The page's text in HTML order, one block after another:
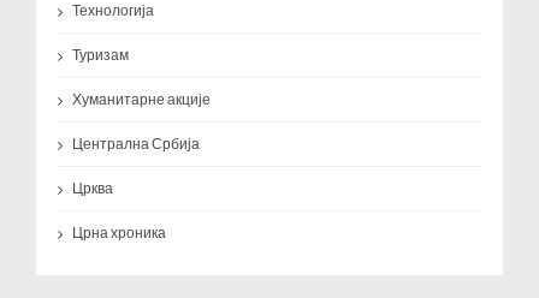
Технологија
Туризам
Хуманитарне акције
Централна Србија
Црква
Црна хроника